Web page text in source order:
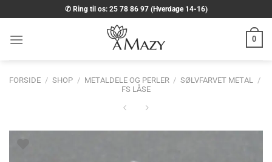
til
indhold
✆ Ring til os: 25 78 86 97 (Hverdage 14-16)
0
FORSIDE / SHOP / METALDELE OG PERLER / SØLVFARVET METAL /
FS LÅSE